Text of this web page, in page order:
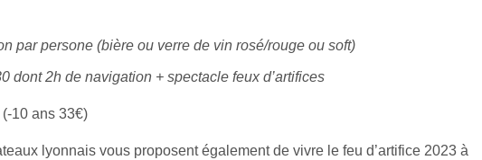
par persone (bière ou verre de vin rosé/rouge ou soft)
dont 2h de navigation + spectacle feux d’artifices
10 ans 33€)
lyonnais vous proposent également de vivre le feu d’artifice 2023 à